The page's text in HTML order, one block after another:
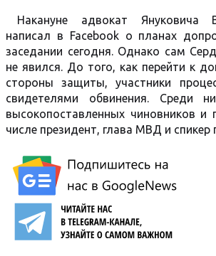
Накануне адвокат Януковича
написал в Facebook о планах
заседании сегодня. Однако сам
не явился. До того, как перейти к
стороны защиты, участники
свидетелями обвинения. Среди
высокопоставленных чиновников и
числе президент, глава МВД и спикер